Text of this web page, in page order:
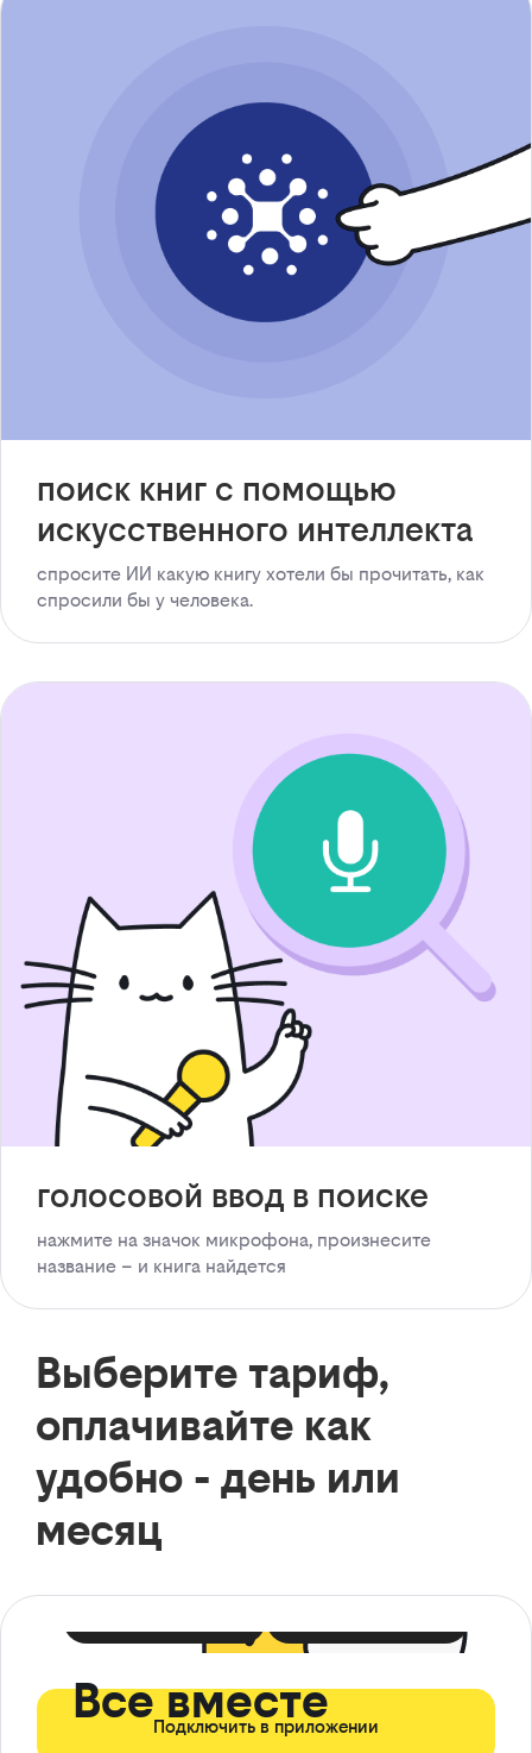
поиск книг с помощью
искусственного интеллекта
спросите ИИ какую книгу хотели бы прочитать, как
спросили бы у человека.
голосовой ввод в поиске
нажмите на значок микрофона, произнесите
название – и книга найдется
Выберите тариф,
оплачивайте как
удобно - день или
месяц
Все вместе
Подключить в приложении